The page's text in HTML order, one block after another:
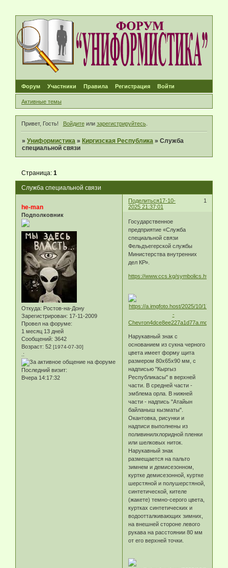
Форум Участники Правила Регистрация Войти
Активные темы
Привет, Гость! Войдитеили зарегистрируйтесь.
»Униформистика » Киргизская Республика »Служба
специальной связи
Служба специальной связи
Страница:1
Поделиться 1
17-10-
2025 21:37:01
he-man
Подполковник
Откуда: Ростов-на-Дону
Зарегистрирован: 17-11-2009
Провел на форуме:
1 месяц 13 дней
Сообщений: 3642
Возраст: 52 [1974-07-30]
.:
Последний визит:
Вчера 14:17:32
Государственное
предприятие «Служба
специальной связи
Фельдъегерской службы
Министерства внутренних
дел КР».
https://www.ccs.kg/symbolics.html
Нарукавный знак с
основанием из сукна черного
цвета имеет форму щита
размером 80x65x90 мм, с
надписью "Кыргыз
Республикасы" в верхней
части. В средней части -
эмблема орла. В нижней
части - надпись "Атайын
байланыш кызматы".
Окантовка, рисунки и
надписи выполнены из
поливинилхлоридной пленки
или шелковых ниток.
Нарукавный знак
размещается на пальто
зимнем и демисезонном,
куртке демисезонной, куртке
шерстяной и полушерстяной,
синтетической, кителе
(жакете) темно-серого цвета,
куртках синтетических и
водоотталкивающих зимних,
на внешней стороне левого
рукава на расстоянии 80 мм
от его верхней точки.